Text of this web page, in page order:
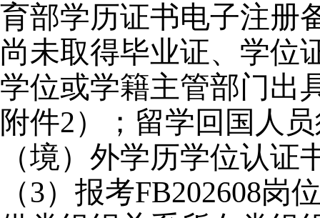
育部学历证书电子注册
尚未取得毕业证、学位
学位或学籍主管部门出
附件2）；留学回国人员
（境）外学历学位认证
（3）报考FB202608